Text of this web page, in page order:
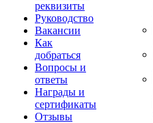
реквизиты
Руководство
Вакансии
Как
добраться
Вопросы и
ответы
Награды и
сертификаты
Отзывы